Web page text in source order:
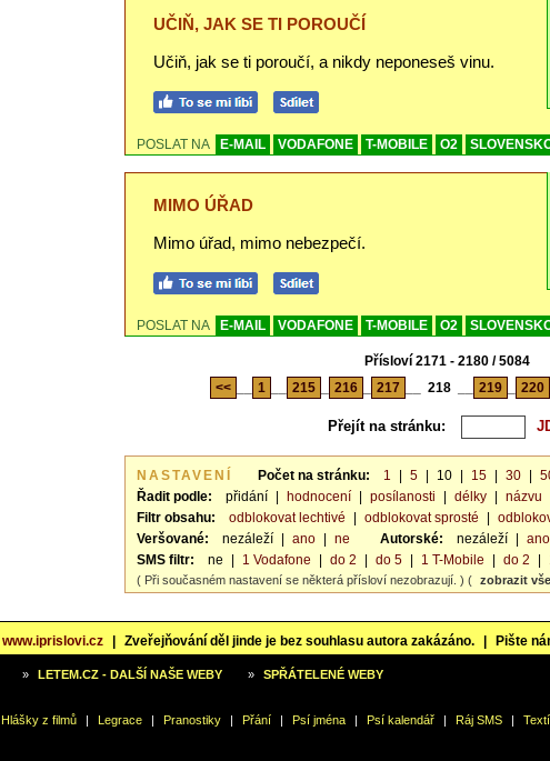
UČIŇ, JAK SE TI POROUČÍ
Učiň, jak se ti poroučí, a nikdy neponeseš vinu.
POSLAT NA E-MAIL VODAFONE T-MOBILE O2
MIMO ÚŘAD
Mimo úřad, mimo nebezpečí.
POSLAT NA E-MAIL VODAFONE T-MOBILE O2
Přísloví 2171 - 2180 / 5084
<<
1 215 216 217 218 219 220
Přejít na stránku:
NASTAVENÍ Počet na stránku: 1 5 10 15 30
Řadit podle:
přidání hodnocení posílanosti délky názvu
Filtr obsahu:
odblokovat lechtivé odblokovat sprosté
Veršované:
nezáleží ano ne Autorské: nezáleží ano
SMS filtr:
ne 1 Vodafone do 2 do 5 1 T-Mobile do 2
( Při současném nastavení se některá přísloví nezobrazují. ) ( zobrazit
www.iprislovi.cz Zveřejňování děl jinde je bez souhlasu autora zakázáno. Pište
» LETEM.CZ - DALŠÍ NAŠE WEBY » SPŘÁTELENÉ WEBY
Hlášky z filmů | Legrace | Pranostiky | Přání | Psí jména | Psí kalendář | Ráj SMS |